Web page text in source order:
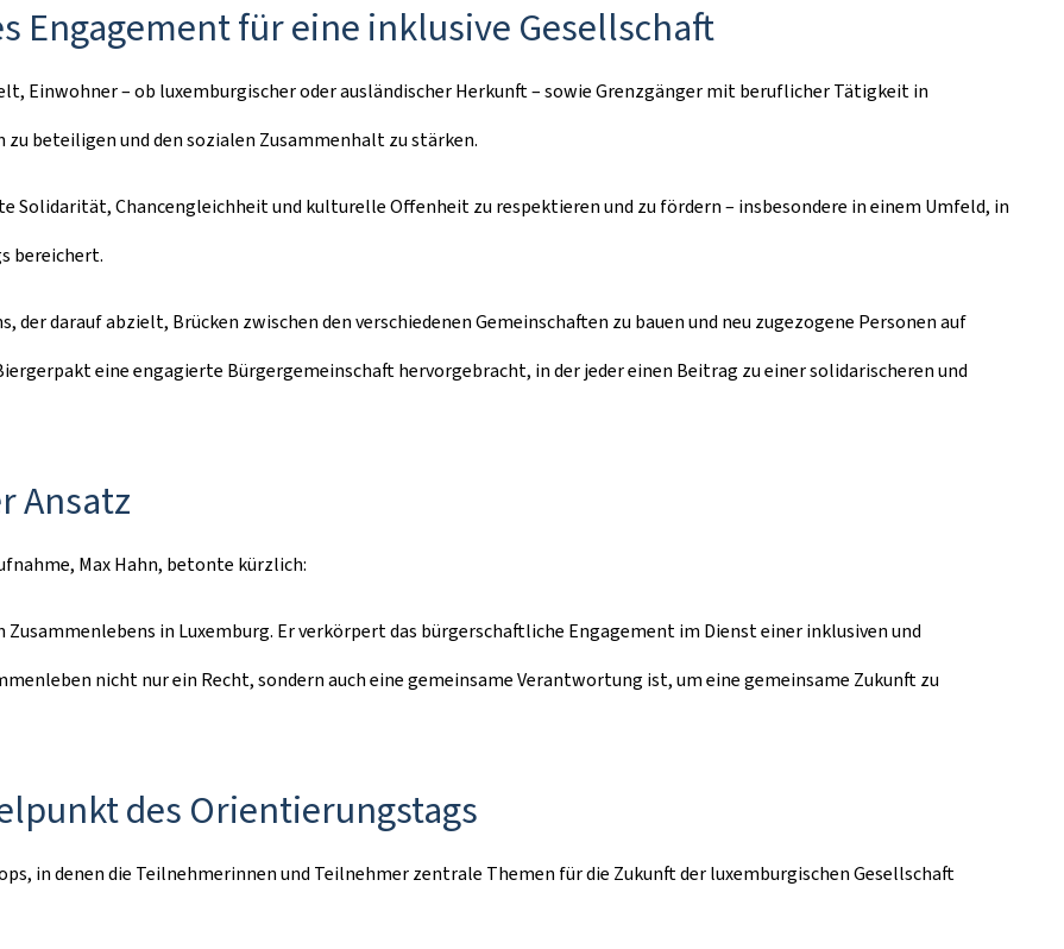
Engagement für eine inklusive Gesellschaft
Einwohner – ob luxemburgischer oder ausländischer Herkunft – sowie Grenzgänger mit beruflicher Tätigkeit in
beteiligen und den sozialen Zusammenhalt zu stärken.
Solidarität, Chancengleichheit und kulturelle Offenheit zu respektieren und zu fördern – insbesondere in einem Umfeld, in
bereichert.
der darauf abzielt, Brücken zwischen den verschiedenen Gemeinschaften zu bauen und neu zugezogene Personen auf
eine engagierte Bürgergemeinschaft hervorgebracht, in der jeder einen Beitrag zu einer solidarischeren und
Ansatz
Max Hahn, betonte kürzlich:
in Luxemburg. Er verkörpert das bürgerschaftliche Engagement im Dienst einer inklusiven und
nicht nur ein Recht, sondern auch eine gemeinsame Verantwortung ist, um eine gemeinsame Zukunft zu
des Orientierungstags
in denen die Teilnehmerinnen und Teilnehmer zentrale Themen für die Zukunft der luxemburgischen Gesellschaft